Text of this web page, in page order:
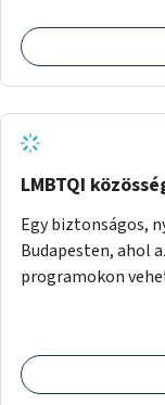
LMBTQI
Egy biztonságos,
Budapesten, ahol
programokon
szervezetek
útján lesz